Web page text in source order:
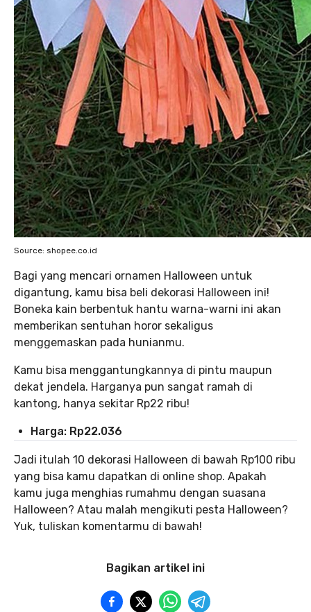
Source: shopee.co.id
Bagi yang mencari ornamen Halloween untuk
digantung, kamu bisa beli dekorasi Halloween ini!
Boneka kain berbentuk hantu warna-warni ini akan
memberikan sentuhan horor sekaligus
menggemaskan pada hunianmu.
Kamu bisa menggantungkannya di pintu maupun
dekat jendela. Harganya pun sangat ramah di
kantong, hanya sekitar Rp22 ribu!
Harga: Rp22.036
Jadi itulah 10 dekorasi Halloween di bawah Rp100 ribu
yang bisa kamu dapatkan di online shop. Apakah
kamu juga menghias rumahmu dengan suasana
Halloween? Atau malah mengikuti pesta Halloween?
Yuk, tuliskan komentarmu di bawah!
Bagikan artikel ini